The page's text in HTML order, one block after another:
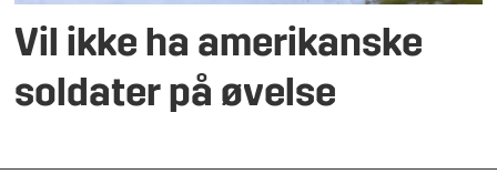
Vil ikke ha amerikanske
soldater på øvelse